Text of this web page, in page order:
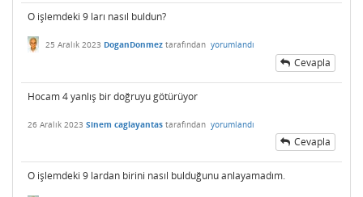
O işlemdeki 9 ları nasıl buldun?
25 Aralık 2023 DoganDonmez tarafından yorumlandı
Cevapla
Hocam 4 yanlış bir doğruyu götürüyor
26 Aralık 2023 Sinem caglayantas tarafından yorumlandı
Cevapla
O işlemdeki 9 lardan birini nasıl bulduğunu anlayamadım.